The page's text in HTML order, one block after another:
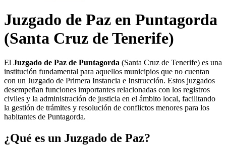
Juzgado de Paz en Puntagorda
(Santa Cruz de Tenerife)
El Juzgado de Paz de Puntagorda (Santa Cruz de Tenerife) es una
institución fundamental para aquellos municipios que no cuentan
con un Juzgado de Primera Instancia e Instrucción. Estos juzgados
desempeñan funciones importantes relacionadas con los registros
civiles y la administración de justicia en el ámbito local, facilitando
la gestión de trámites y resolución de conflictos menores para los
habitantes de Puntagorda.
¿Qué es un Juzgado de Paz?